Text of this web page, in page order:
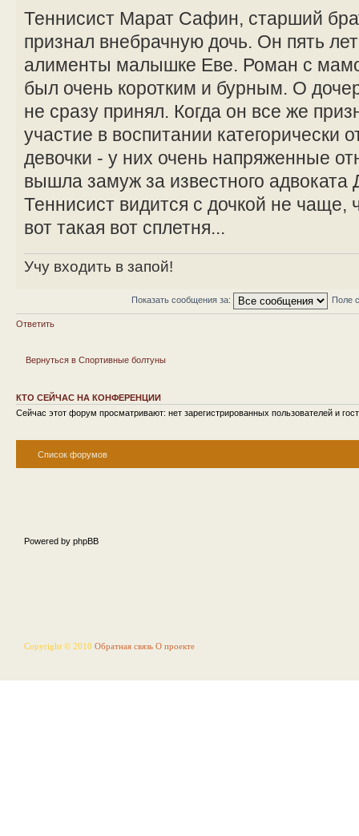
Теннисист Марат Сафин, старший
признал внебрачную дочь. Он пять
алименты малышке Еве. Роман с
был очень коротким и бурным. О
не сразу принял. Когда он все же
участие в воспитании категорически
девочки - у них очень напряженные
вышла замуж за известного адвоката
Теннисист видится с дочкой не чаще,
вот такая вот сплетня...
Учу входить в запой!
Показать сообщения за: Поле
Ответить
Вернуться в Спортивные болтуны
КТО СЕЙЧАС НА КОНФЕРЕНЦИИ
Сейчас этот форум просматривают: нет зарегистрированных пользователей и
Список форумов
Powered by phpBB
Copyright © 2010 Обратная связь О проекте